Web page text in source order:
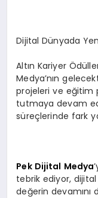
Dijital Dünyada
Altın Kariyer
Medya’nın
projeleri ve eğitim
tutmaya devam
süreçlerinde fark
Pek Dijital Medya
tebrik ediyor,
değerin devamını